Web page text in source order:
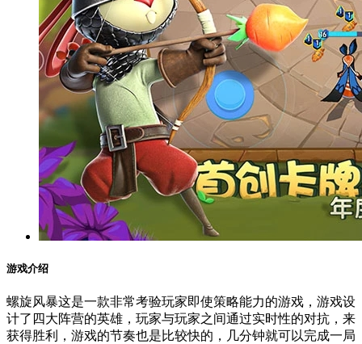
游戏介绍
螺旋风暴这是一款非常考验玩家即使策略能力的游戏，游戏设
计了四大阵营的英雄，玩家与玩家之间通过实时性的对抗，来
获得胜利，游戏的节奏也是比较快的，几分钟就可以完成一局